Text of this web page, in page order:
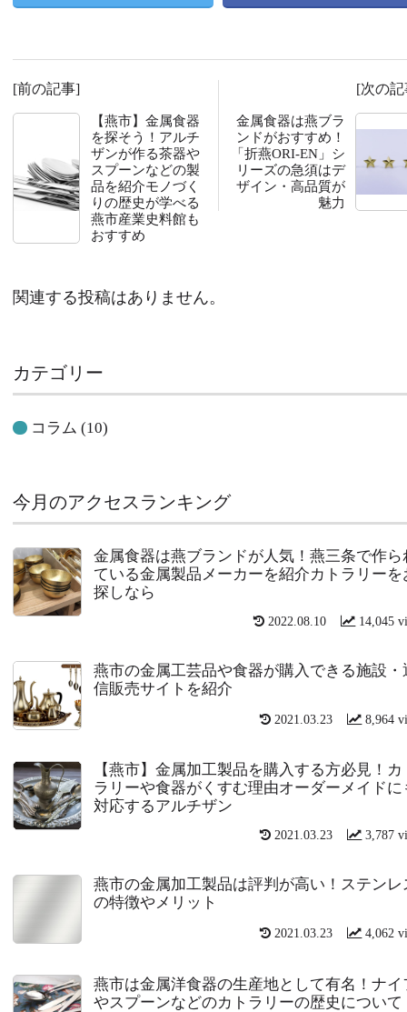
[前の記事]
【燕市】金属食器
を探そう！アルチ
ザンが作る茶器や
スプーンなどの製
品を紹介モノづく
りの歴史が学べる
燕市産業史料館も
おすすめ
[次の
金属食器は燕ブラ
ンドがおすすめ！
「折燕ORI-EN」シ
リーズの急須はデ
ザイン・高品質が
魅力
関連する投稿はありません。
カテゴリー
コラム (10)
今月のアクセスランキング
金属食器は燕ブランドが人気！燕三条で作ら
ている金属製品メーカーを紹介カトラリーを
探しなら
14,045
2022.08.10
燕市の金属工芸品や食器が購入できる施設・
信販売サイトを紹介
8,964
2021.03.23
【燕市】金属加工製品を購入する方必見！カ
ラリーや食器がくすむ理由オーダーメイドに
対応するアルチザン
3,787
2021.03.23
燕市の金属加工製品は評判が高い！ステンレ
の特徴やメリット
4,062
2021.03.23
燕市は金属洋食器の生産地として有名！ナイ
やスプーンなどのカトラリーの歴史について